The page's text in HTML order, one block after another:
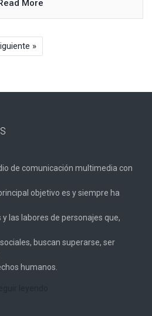
More
»
de comunicación multimedia con
objetivo es y siempre ha
las labores de personajes que,
buscan superarse, ser
humanos.